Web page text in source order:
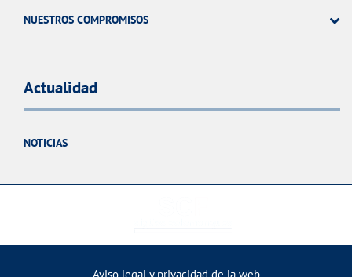
NUESTROS COMPROMISOS
Actualidad
NOTICIAS